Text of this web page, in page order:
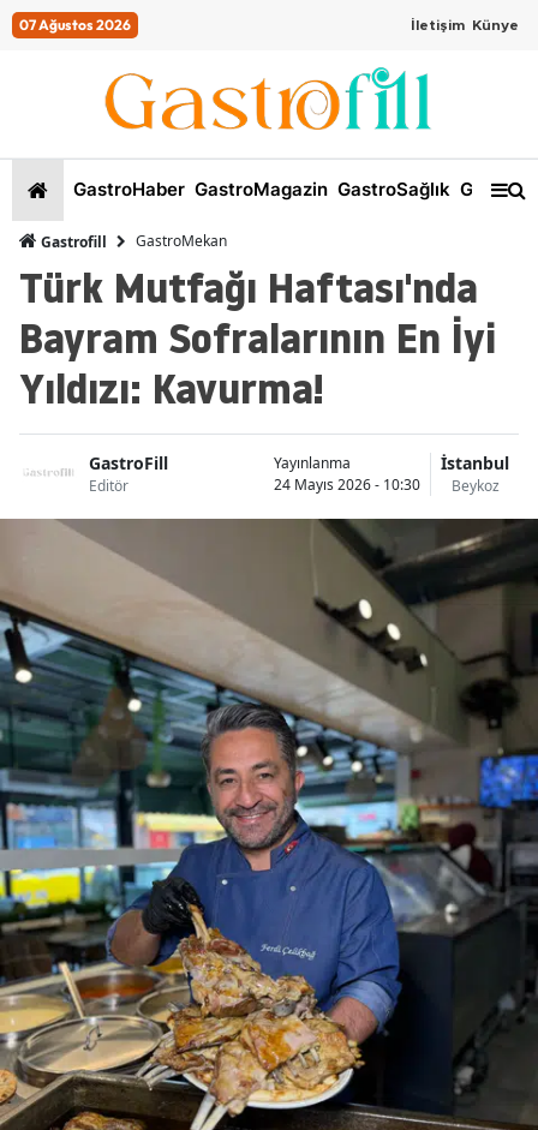
07 Ağustos 2026 İletişim Künye
GastroHaber GastroMagazin GastroSağlık
Gastrofill GastroMekan
Türk Mutfağı Haftası'nda
Bayram Sofralarının En İyi
Yıldızı: Kavurma!
GastroFill
Editör
Yayınlanma
24 Mayıs 2026 - 10:30
İstanbul
Beykoz